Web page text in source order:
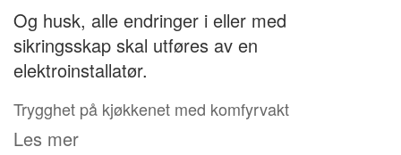
Og husk, alle endringer i eller med
sikringsskap skal utføres av en
elektroinstallatør.
Trygghet på kjøkkenet med komfyrvakt
Les mer